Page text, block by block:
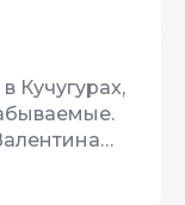
Кучугурах,
и... мы
не